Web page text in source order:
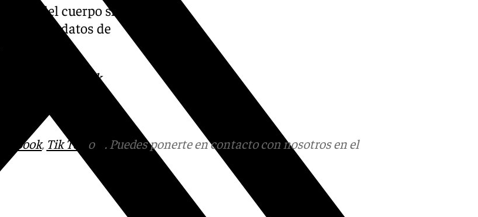
del cuerpo sin
más datos de
Tik
Facebook, Tik Tok o
. Puedes ponerte en contacto con nosotros en el